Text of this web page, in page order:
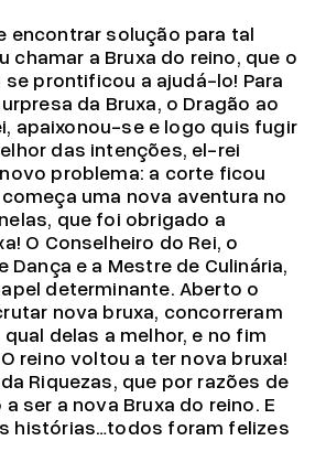
encontrar solução para tal
chamar a Bruxa do reino, que o
prontificou a ajudá-lo! Para
da Bruxa, o Dragão ao
apaixonou-se e logo quis fugir
das intenções, el-rei
problema: a corte ficou
uma nova aventura no
que foi obrigado a
O Conselheiro do Rei, o
Dança e a Mestre de Culinária,
determinante. Aberto o
nova bruxa, concorreram
delas a melhor, e no fim
reino voltou a ter nova bruxa!
Riquezas, que por razões de
ser a nova Bruxa do reino. E
histórias…todos foram felizes